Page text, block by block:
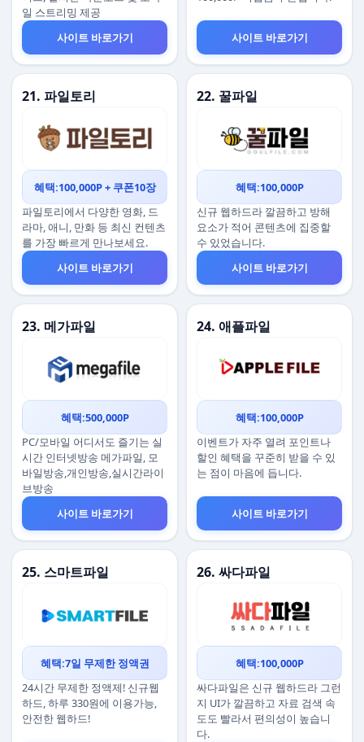
일 스트리밍 제공
사이트 바로가기
사이트 바로가기
21. 파일토리
혜택:100,000P + 쿠폰10장
파일토리에서 다양한 영화, 드
라마, 애니, 만화 등 최신 컨텐츠
를 가장 빠르게 만나보세요.
사이트 바로가기
22. 꿀파일
혜택:100,000P
신규 웹하드라 깔끔하고 방해
요소가 적어 콘텐츠에 집중할
수 있었습니다.
사이트 바로가기
23. 메가파일
혜택:500,000P
PC/모바일 어디서도 즐기는 실
시간 인터넷방송 메가파일, 모
바일방송,개인방송,실시간라이
브방송
사이트 바로가기
24. 애플파일
혜택:100,000P
이벤트가 자주 열려 포인트나
할인 혜택을 꾸준히 받을 수 있
는 점이 마음에 듭니다.
사이트 바로가기
25. 스마트파일
혜택:7일 무제한 정액권
24시간 무제한 정액제! 신규웹
하드, 하루 330원에 이용가능,
안전한 웹하드!
26. 싸다파일
혜택:100,000P
싸다파일은 신규 웹하드라 그런
지 UI가 깔끔하고 자료 검색 속
도도 빨라서 편의성이 높습니
다.